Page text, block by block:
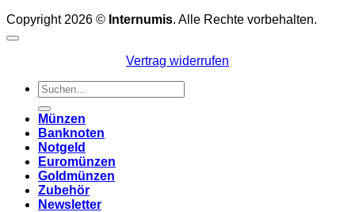
Copyright 2026 © Internumis. Alle Rechte vorbehalten.
Vertrag widerrufen
Suchen
nach:
Münzen
Banknoten
Notgeld
Euromünzen
Goldmünzen
Zubehör
Newsletter